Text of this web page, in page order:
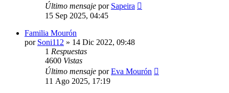
Último mensaje por Sapeira
15 Sep 2025, 04:45
Familia Mourón
por Soni112 » 14 Dic 2022, 09:48
1 Respuestas
4600 Vistas
Último mensaje porEva Mourón
11 Ago 2025, 17:19